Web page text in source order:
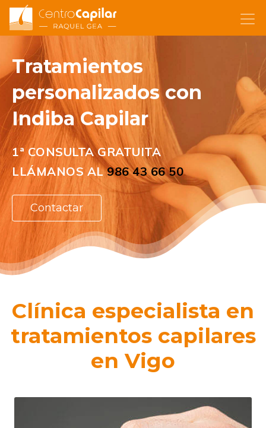
Tratamientos
personalizados con
Indiba Capilar
1ª CONSULTA GRATUITA
LLÁMANOS AL986 43 66 50
Contactar
Clínica especialista en
tratamientos capilares
en Vigo